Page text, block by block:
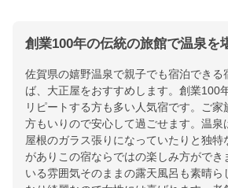
創業100年の伝統の旅館で温泉を
佐賀県の嬉野温泉で親子でも宿泊できる
ば、大正屋をおすすめします。創業100
リピートする方も多い人気宿です。ご家
方もいりので安心して過ごせます。温泉
屋根のガラス張りになっていたりと独特
がありこの宿ならではの楽しみ方ができ
いる雰囲気そのままの露天風呂も素晴ら